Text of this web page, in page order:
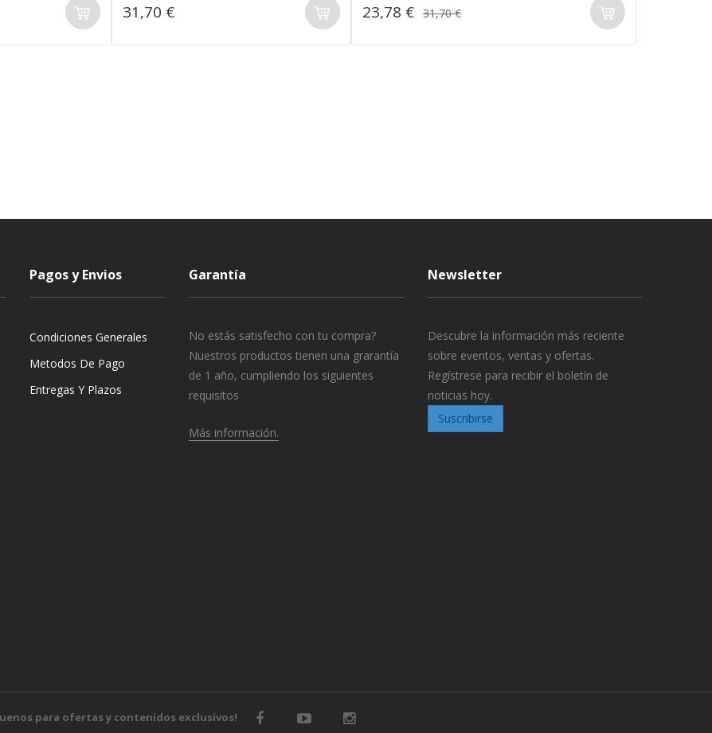
31,70 € 23,78 € 31,70 €
Pagos y Envios
Condiciones Generales
Metodos De Pago
Entregas Y Plazos
Garantía
No estás satisfecho con tu compra?
Nuestros productos tienen una grarantía
de 1 año, cumpliendo los siguientes
requisitos
Más información.
Newsletter
Descubre la información más reciente
sobre eventos, ventas y ofertas.
Regístrese para recibir el boletín de
noticias hoy.
Suscribirse
para ofertas y contenidos exclusivos!